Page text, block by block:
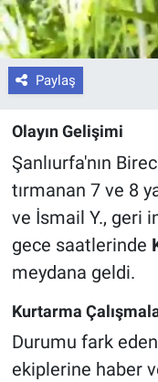
Paylaş
Olayın Gelişimi
Şanlıurfa'nın
tırmanan 7 ve 8
ve İsmail Y., geri
gece saatlerinde
meydana geldi.
Kurtarma
Durumu fark
ekiplerine haber